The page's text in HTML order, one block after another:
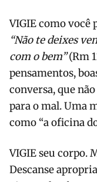
VIGIE como você
“Não te deixes
com o bem”(Rm
pensamentos,
conversa, que
para o mal. Uma
como “a oficina
VIGIE seu corpo.
Descanse